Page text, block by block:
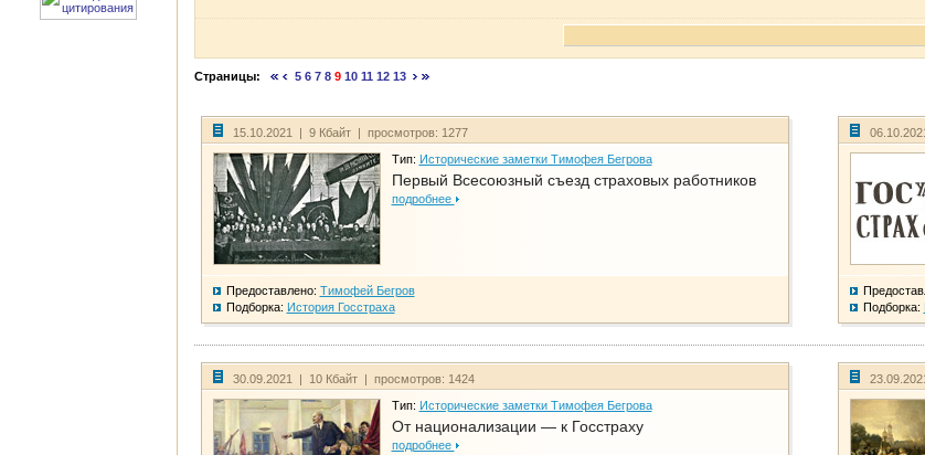
Страницы: 5 6 7 8 9 10 11 12 13
15.10.2021 | 9 Кбайт | просмотров: 1277
Тип: Исторические заметки Тимофея Бегрова
Первый Всесоюзный съезд страховых работников
подробнее
Предоставлено: Тимофей Бегров
Подборка: История Госстраха
Подборка:
30.09.2021 | 10 Кбайт | просмотров: 1424
Тип: Исторические заметки Тимофея Бегрова
От национализации — к Госстраху
подробнее